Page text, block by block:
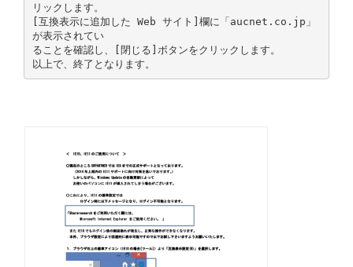
リックします。
[互換表示に追加した Web サイト]欄に「aucnet.co.jp」
が表示されてい
ることを確認し、[閉じる]ボタンをクリックします。